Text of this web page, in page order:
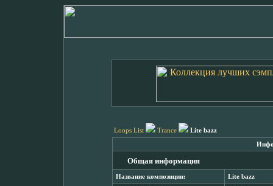
Loops List Trance Lite bazz
Общая информация
Название композиции: Lite bazz